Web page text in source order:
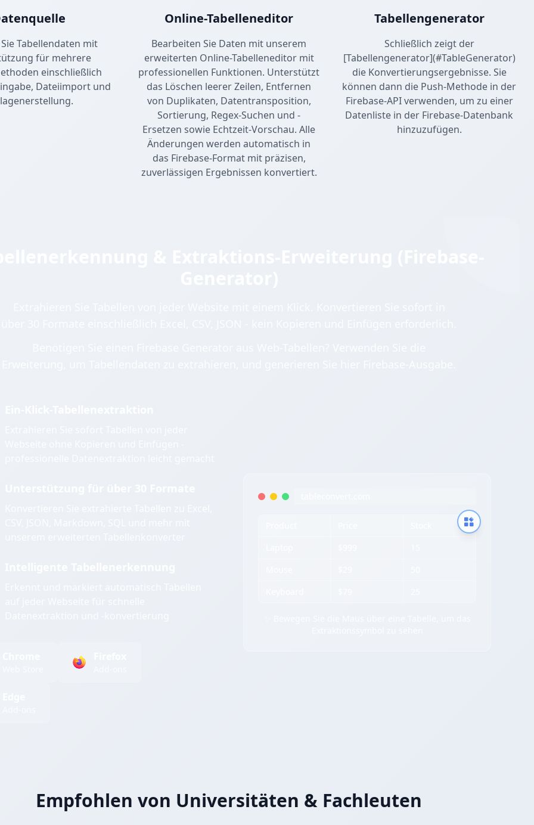
Tabellendaten mit
für mehrere
einschließlich
Dateiimport und
Online-Tabelleneditor
Bearbeiten Sie Daten mit unserem
erweiterten Online-Tabelleneditor mit
professionellen Funktionen. Unterstützt
das Löschen leerer Zeilen, Entfernen
von Duplikaten, Datentransposition,
Sortierung, Regex-Suchen und -
Ersetzen sowie Echtzeit-Vorschau. Alle
Änderungen werden automatisch in
das Firebase-Format mit präzisen,
zuverlässigen Ergebnissen konvertiert.
Tabellengenerator
Schließlich zeigt der
[Tabellengenerator](#TableGenerator)
die Konvertierungsergebnisse. Sie
können dann die Push-Methode in der
Firebase-API verwenden, um zu einer
Datenliste in der Firebase-Datenbank
hinzuzufügen.
Empfohlen von Universitäten & Fachleuten